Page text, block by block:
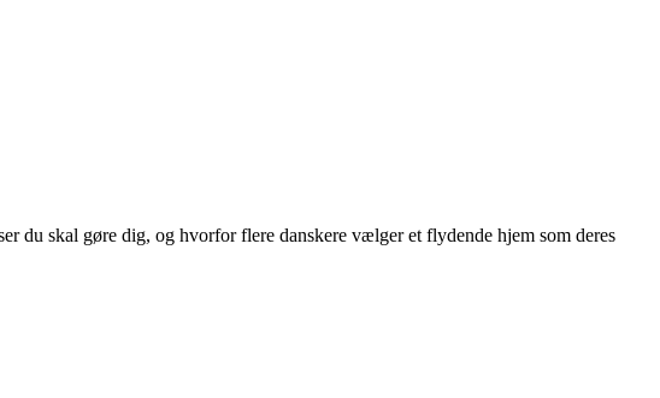
du skal gøre dig, og hvorfor flere danskere vælger et flydende hjem som deres